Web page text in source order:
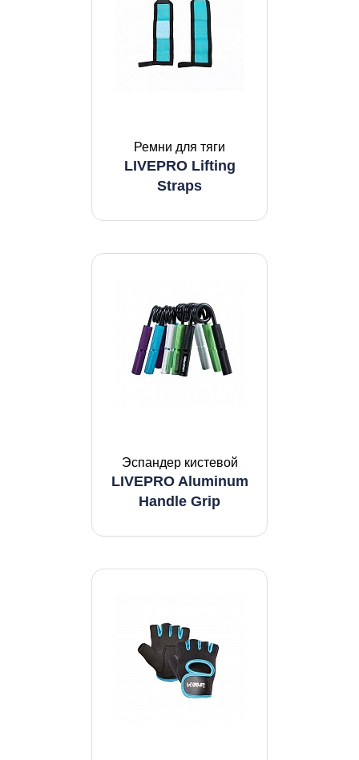
Ремни для тяги
LIVEPRO Lifting
Straps
Эспандер кистевой
LIVEPRO Aluminum
Handle Grip